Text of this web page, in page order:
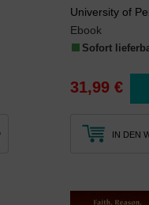
University of
Ebook
Sofort
31,99 €
IN DEN